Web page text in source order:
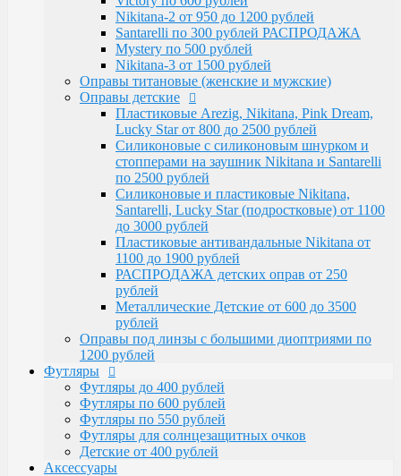
Santarelli, Lucky Star (подростковые) от 1100
до 3000 рублей
Пластиковые антивандальные Nikitana от
1100 до 1900 рублей
РАСПРОДАЖА детских оправ от 250 рублей
Металлические Детские от 600 до 3500
рублей
Оправы под линзы с большими диоптриями по
1200 рублей
Футляры до 400 рублей
Футляры по 600 рублей
Футляры по 550 рублей
Футляры для солнцезащитных очков
Детские от 400 рублей
Распродажа
Nikitana-2 от 950 до 1200 рублей
Santarelli по 300 рублей РАСПРОДАЖА
Mystery по 500 рублей
Nikitana-3 от 1500 рублей
Оправы титановые (женские и мужские)
Оправы детские
Пластиковые Arezig, Nikitana, Pink Dream,
Lucky Star от 800 до 2500 рублей
Силиконовые с силиконовым шнурком и
стопперами на заушник Nikitana и Santarelli
по 2500 рублей
Силиконовые и пластиковые Nikitana,
Santarelli, Lucky Star (подростковые) от 1100
до 3000 рублей
Пластиковые антивандальные Nikitana от
1100 до 1900 рублей
РАСПРОДАЖА детских оправ от 250
рублей
Металлические Детские от 600 до 3500
рублей
Оправы под линзы с большими диоптриями по
1200 рублей
Футляры
Футляры до 400 рублей
Футляры по 600 рублей
Футляры по 550 рублей
Футляры для солнцезащитных очков
Детские от 400 рублей
Аксессуары